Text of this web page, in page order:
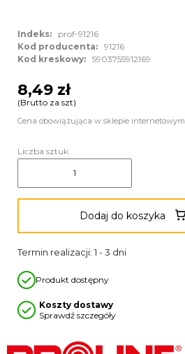
Indeks:
prof-91216
Kod producenta: 91216
Kod kreskowy: 5903755912169
8,49 zł
(Brutto za szt)
Cena obowiązująca w sklepie internetowym.
Liczba sztuk:
Dodaj do koszyka
Termin realizacji: 1 - 3 dni
Produkt dostępny
Koszty dostawy
Sprawdź szczegóły